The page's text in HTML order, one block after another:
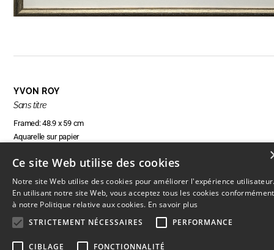
YVON ROY
Sans titre
Framed: 48.9 x 59 cm
Aquarelle sur papier
Ce site Web utilise des cookies
Notre site Web utilise des cookies pour améliorer l'expérience
En utilisant notre site Web, vous acceptez tous les cookies conformément
à notre Politique relative aux cookies. En savoir plus
STRICTEMENT NÉCESSAIRES
PERFORMANCE
CIBLAGE FONCTIONNALITÉ